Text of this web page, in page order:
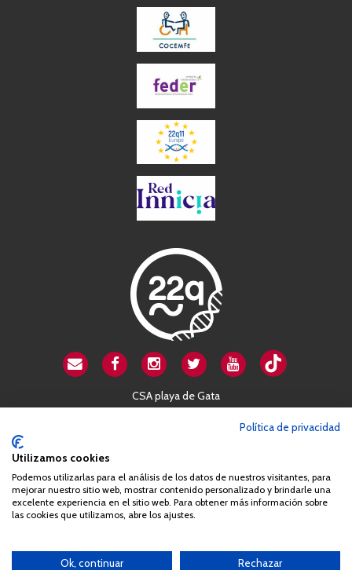
CSA playa de Gata
Queda prohibida de forma expresa la copia, reproducción o
distribución de la totalidad o parte de los contenidos del sitio web
Síndrome 22q11 (AES22q)
Política de privacidad
Utilizamos cookies
Podemos utilizarlas para el análisis de los datos de nuestros visitantes, para
mejorar nuestro sitio web, mostrar contenido personalizado y brindarle una
excelente experiencia en el sitio web. Para obtener más información sobre
las cookies que utilizamos, abre los ajustes.
Ok, continuar Rechazar